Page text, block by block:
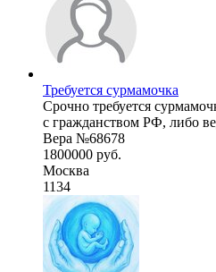
Требуется сурмамочка
Срочно требуется
с гражданством РФ, либо
Вера №68678
1800000 руб.
Москва
1134